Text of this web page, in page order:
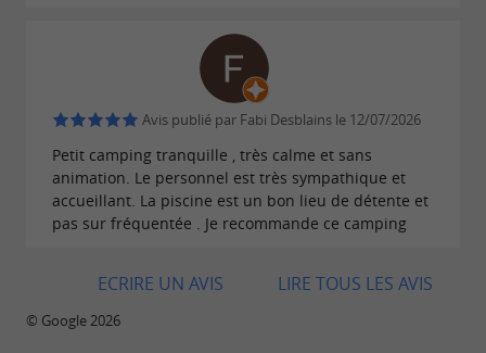
Avis publié par Fabi Desblains le 12/07/2026
Petit camping tranquille , très calme et sans
animation. Le personnel est très sympathique et
accueillant. La piscine est un bon lieu de détente et
pas sur fréquentée . Je recommande ce camping
LIRE TOUS LES AVIS
ECRIRE UN AVIS
© Google 2026